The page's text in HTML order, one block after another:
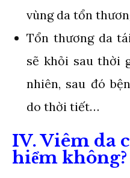
vùng da tổn
Tổn thương da
sẽ khỏi sau thời
nhiên, sau đó
do thời tiết…
IV. Viêm da
hiểm không?